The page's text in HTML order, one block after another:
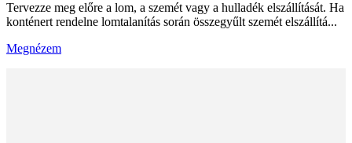
Tervezze meg előre a lom, a szemét vagy a hulladék elszállítását. Ha
konténert rendelne lomtalanítás során összegyűlt szemét elszállítá...
Megnézem